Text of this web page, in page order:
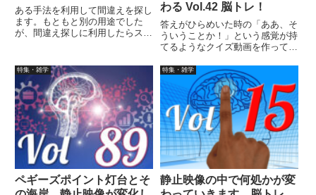
ある手法を利用して間違えを探し
ます。もともと別の用途でした
が、間違え探しに利用したらスグ
わる Vol.42 脳トレ！
答えがひらめいた時の「ああ、そ
ういうことか！」という感覚が持
てるようなクイズ動画を作ってみ
画に答えはありませんので、最後
まで繰り返し見られます。
特集・雑学
ペギーズポイント灯台とそ
特集・雑学
静止映像の中で何処かが変